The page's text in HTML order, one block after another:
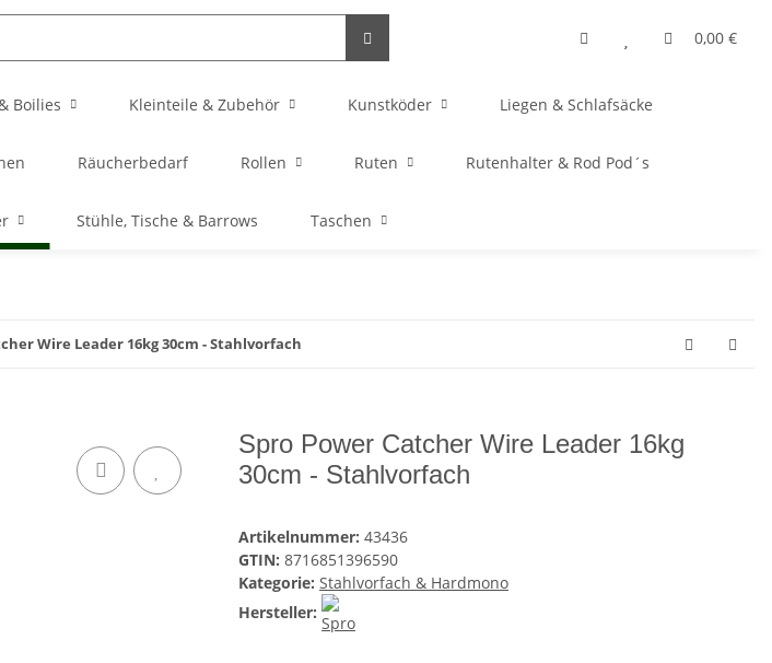
0,00 €
Boilies Kleinteile & Zubehör Kunstköder Liegen & Schlafsäcke
Räucherbedarf Rollen Ruten Rutenhalter & Rod Pod´s
Stühle, Tische & Barrows Taschen
Wire Leader 16kg 30cm - Stahlvorfach
Spro Power Catcher Wire Leader 16kg
30cm - Stahlvorfach
Artikelnummer: 43436
GTIN: 8716851396590
Kategorie: Stahlvorfach & Hardmono
Hersteller: